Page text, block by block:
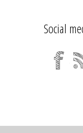
Social